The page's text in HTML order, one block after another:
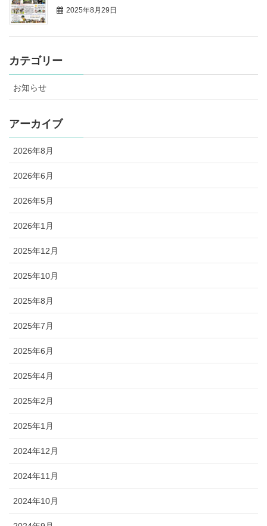
2025年8月29日
カテゴリー
お知らせ
アーカイブ
2026年8月
2026年6月
2026年5月
2026年1月
2025年12月
2025年10月
2025年8月
2025年7月
2025年6月
2025年4月
2025年2月
2025年1月
2024年12月
2024年11月
2024年10月